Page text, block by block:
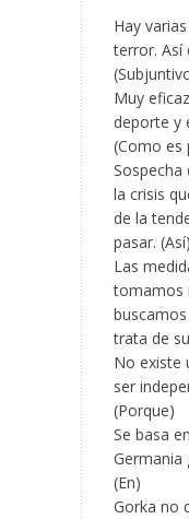
Hay
terror. Así
Muy
deporte y
(Como es
la crisis
de la
pasar. (Así)
Las
tomamos
buscamos
trata de
No existe
ser
(Porque)
Se basa
Germania
(En)
Gorka no